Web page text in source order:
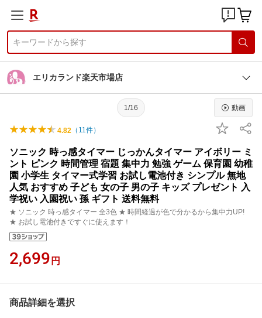
エリカランド楽天市場店
1/16 動画
4.82 （ 11件）
ソニック 時っ感タイマー じっかんタイマー アイボリー ミ
ント ピンク 時間管理 宿題 集中力 勉強 ゲーム 保育園 幼稚
園 小学生 タイマー式学習 お試し電池付き シンプル 無地
人気 おすすめ 子ども 女の子 男の子 キッズ プレゼント 入
学祝い 入園祝い 孫 ギフト 送料無料
★ ソニック 時っ感タイマー 全3色 ★ 時間経過が色で分かるから集中力UP!
★ お試し電池付きですぐに使えます！
2,699 円
商品詳細を選択